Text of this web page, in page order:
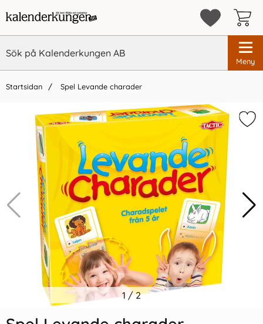
Meny
Startsidan Spel Levande charader
Vi rekommenderar
Indexflikar och Frixion clicker
svart
Whiteboardpennor BIC 4-pack
1 /2